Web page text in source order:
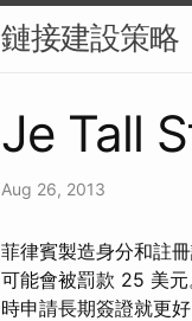
鏈接建設策略
Je Tall
Aug 26, 2013
菲律賓製造身分和註
可能會被罰款 25 美
時申請長期簽證就更